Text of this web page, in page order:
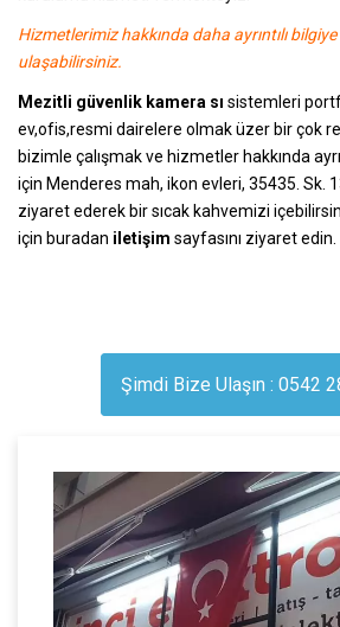
Hizmetlerimiz hakkında daha ayrıntılı
ulaşabilirsiniz.
Mezitli güvenlik kamera sı sistemleri
ev,ofis,resmi dairelere olmak üzer bir çok
bizimle çalışmak ve hizmetler hakkında
için Menderes mah, ikon evleri, 35435. Sk.
ziyaret ederek bir sıcak kahvemizi
için buradan iletişim sayfasını ziyaret edin.
Şimdi Bize Ulaşın : 0542